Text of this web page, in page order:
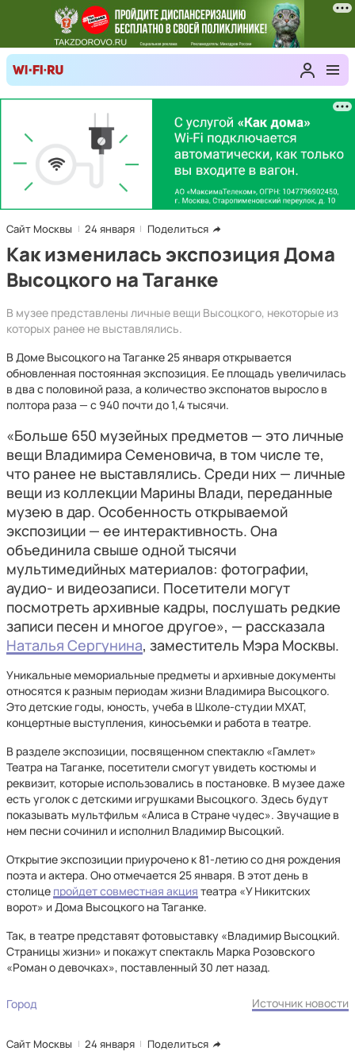
Сайт Москвы 24 января Поделиться
Как изменилась экспозиция Дома
Высоцкого на Таганке
В музее представлены личные вещи Высоцкого, некоторые из
которых ранее не выставлялись.
В Доме Высоцкого на Таганке 25 января открывается
обновленная постоянная экспозиция. Ее площадь увеличилась
в два с половиной раза, а количество экспонатов выросло в
полтора раза — с 940 почти до 1,4 тысячи.
«Больше 650 музейных предметов — это личные
вещи Владимира Семеновича, в том числе те,
что ранее не выставлялись. Среди них — личные
вещи из коллекции Марины Влади, переданные
музею в дар. Особенность открываемой
экспозиции — ее интерактивность. Она
объединила свыше одной тысячи
мультимедийных материалов: фотографии,
аудио- и видеозаписи. Посетители могут
посмотреть архивные кадры, послушать редкие
записи песен и многое другое», — рассказала
Наталья Сергунина, заместитель Мэра Москвы.
Уникальные мемориальные предметы и архивные документы
относятся к разным периодам жизни Владимира Высоцкого.
Это детские годы, юность, учеба в Школе-студии МХАТ,
концертные выступления, киносъемки и работа в театре.
В разделе экспозиции, посвященном спектаклю «Гамлет»
Театра на Таганке, посетители смогут увидеть костюмы и
реквизит, которые использовались в постановке. В музее даже
есть уголок с детскими игрушками Высоцкого. Здесь будут
показывать мультфильм «Алиса в Стране чудес». Звучащие в
нем песни сочинил и исполнил Владимир Высоцкий.
Открытие экспозиции приурочено к 81-летию со дня рождения
поэта и актера. Оно отмечается 25 января. В этот день в
столице пройдет совместная акция театра «У Никитских
ворот» и Дома Высоцкого на Таганке.
Так, в театре представят фотовыставку «Владимир Высоцкий.
Страницы жизни» и покажут спектакль Марка Розовского
«Роман о девочках», поставленный 30 лет назад.
Город Источник новости
Сайт Москвы 24 января Поделиться